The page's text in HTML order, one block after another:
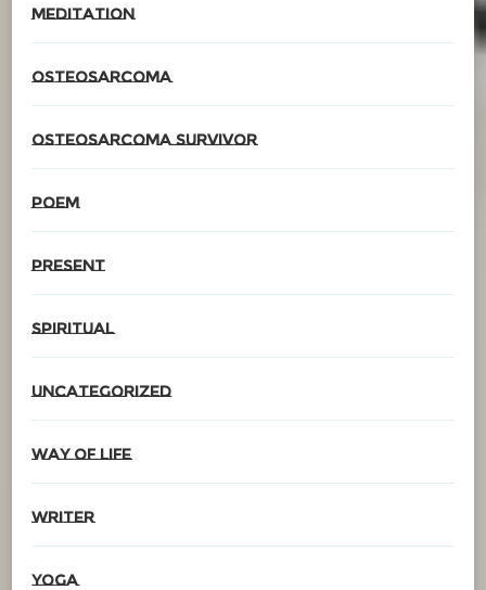
meditation
Osteosarcoma
Osteosarcoma survivor
poem
present
spiritual
Uncategorized
Way of life
writer
YOGA